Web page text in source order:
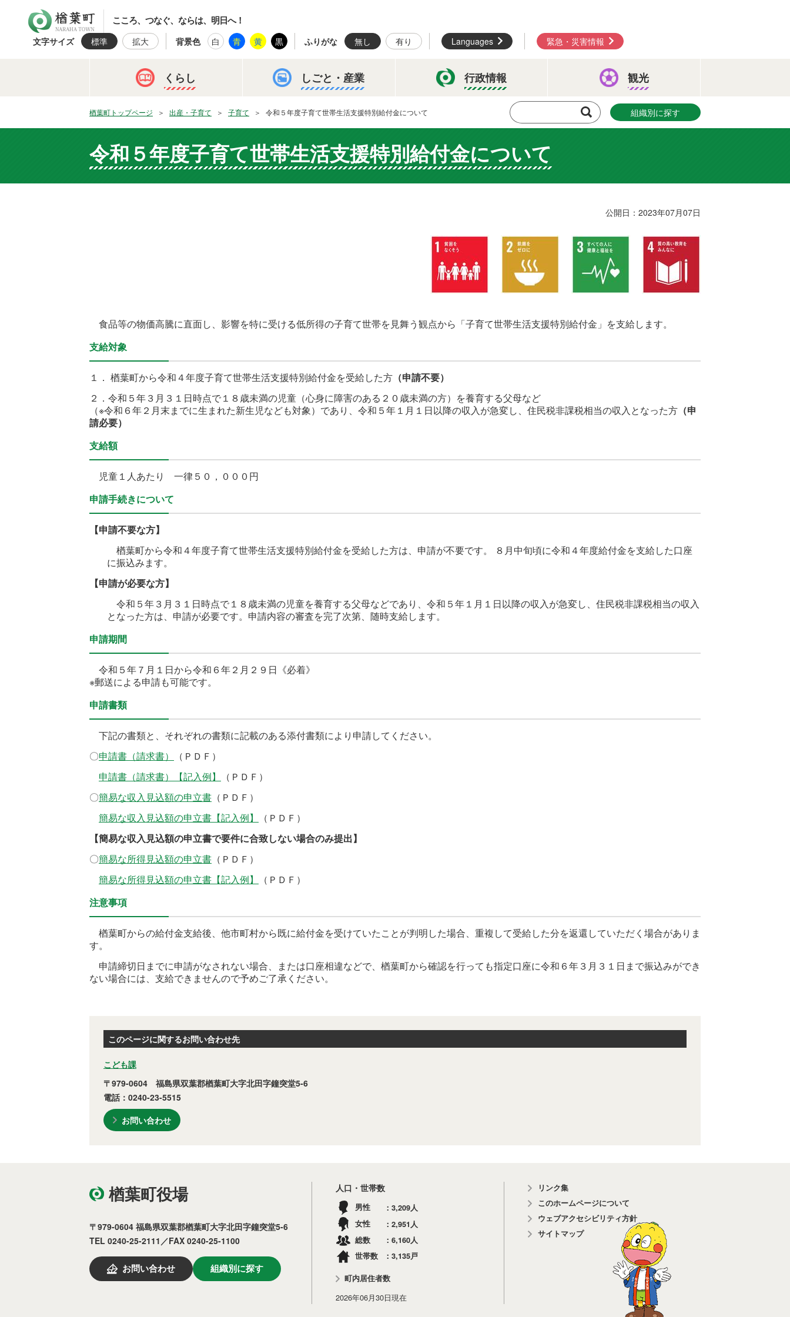
楢葉町こころ、つなぐ、ならは、明日へ！
文字サイズ 標準 拡大 背景色 白 青 黄 黒 ふりがな 無し 有り Languages 緊急・災害情報
くらし しごと・ 産業 行政情報 観光
楢葉町トップページ 出産・子育て 子育て 令和５年度子育て世帯生活支援特別給付金について 組織別に探す
令和５年度子育て世帯生活支援特別給付金について
公開日：2023年07月07日
食品等の物価高騰に直面し、影響を特に受ける低所得の子育て世帯を見舞う観点から「子育て世帯生活支援特別給付金」を支給します。
支給対象
１． 楢葉町から令和４年度子育て世帯生活支援特別給付金を受給した方 （申請不要）
２．令和５年３月３１日時点で１８歳未満の児童（心身に障害のある２０歳未満の方）を養育する父母など
（※令和６年２月末までに生まれた新生児なども対象）であり、令和５年１月１日以降の収入が急変し、住民税非課税相当の収入となった方 （申
請必要）
支給額
児童１人あたり 一律５０，０００円
申請手続きについて
【申請不要な方】
楢葉町から令和４年度子育て世帯生活支援特別給付金を受給した方は、申請が不要です。 ８月中旬頃に令和４年度給付金を支給した口座
に振込みます。
【申請が必要な方】
令和５年３月３１日時点で１８歳未満の児童を養育する父母などであり、令和５年１月１日以降の収入が急変し、住民税非課税相当の収入
となった方は、申請が必要です。 申請内容の審査を完了次第、随時支給します。
申請期間
令和５年７月１日から令和６年２月２９日《必着》
※郵送による申請も可能です。
申請書類
下記の書類と、それぞれの書類に記載のある添付書類により申請してください。
〇申請書（請求書）
（ＰＤＦ）
申請書（請求書）
【記入例】
（ＰＤＦ）
〇簡易な収入見込額の申立書 （ＰＤＦ）
簡易な収入見込額の申立書 【記入例】
（ＰＤＦ）
【簡易な収入見込額の申立書で要件に合致しない場合のみ提出】
〇簡易な所得見込額の申立書 （ＰＤＦ）
簡易な所得見込額の申立書【記入例】
（ＰＤＦ）
注意事項
楢葉町からの給付金支給後、他市町村から既に給付金を受けていたことが判明した場合、重複して受給した分を返還していただく場合がありま
す。
申請締切日までに申請がなされない場合、または口座相違などで、楢葉町から確認を行っても指定口座に令和６年３月３１日まで振込みができ
ない場合には、支給できませんので予めご了承ください。
このページに関するお問い合わせ先
こども課
〒979-0604 福島県双葉郡楢葉町大字北田字鐘突堂5-6
電話：0240-23-5515
お問い合わせ
楢葉町役場
〒979-0604 福島県双葉郡楢葉町大字北田字鐘突堂5-6
TEL 0240-25-2111／FAX 0240-25-1100
お問い合わせ 組織別に探す
人口・世帯数
男性 3,209人
女性
2,951 人
総数
6,160人
世帯数
3,135戸
町内居住者数
2026年06月30日現在
リンク集
このホームページについて
ウェブアクセシビリティ方針
サイトマップ